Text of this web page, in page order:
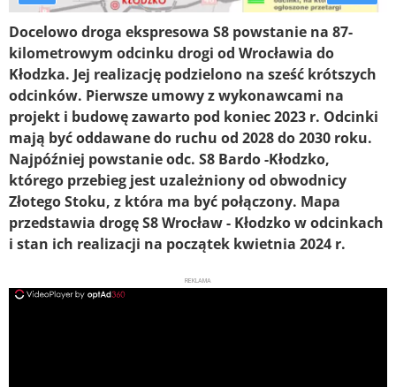
Docelowo droga ekspresowa S8 powstanie na 87-
kilometrowym odcinku drogi od Wrocławia do
Kłodzka. Jej realizację podzielono na sześć krótszych
odcinków. Pierwsze umowy z wykonawcami na
projekt i budowę zawarto pod koniec 2023 r. Odcinki
mają być oddawane do ruchu od 2028 do 2030 roku.
Najpóźniej powstanie odc. S8 Bardo -Kłodzko,
którego przebieg jest uzależniony od obwodnicy
Złotego Stoku, z która ma być połączony. Mapa
przedstawia drogę S8 Wrocław - Kłodzko w odcinkach
i stan ich realizacji na początek kwietnia 2024 r.
REKLAMA